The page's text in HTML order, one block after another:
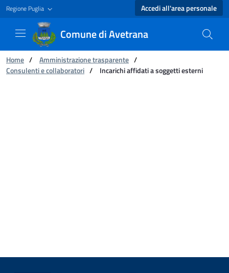
Regione Puglia Accedi all'area personale
Comune di Avetrana
Ti trovi in:
Home / Amministrazione trasparente /
Consulenti e collaboratori / Incarichi affidati a soggetti esterni